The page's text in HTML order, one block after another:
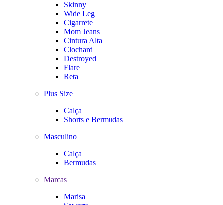
Skinny
Wide Leg
Cigarrete
Mom Jeans
Cintura Alta
Clochard
Destroyed
Flare
Reta
Plus Size
Calça
Shorts e Bermudas
Masculino
Calça
Bermudas
Marcas
Marisa